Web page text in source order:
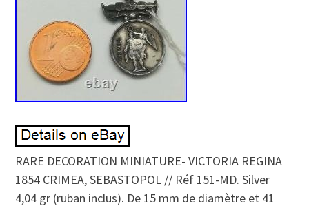
RARE DECORATION MINIATURE- VICTORIA REGINA
1854 CRIMEA, SEBASTOPOL // Réf 151-MD. Silver
4,04 gr (ruban inclus). De 15 mm de diamètre et 41